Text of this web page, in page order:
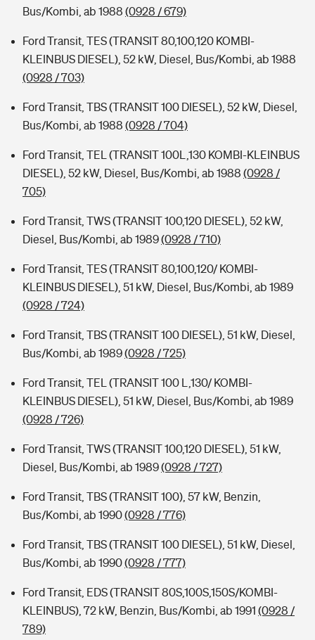
Bus/Kombi, ab 1988 (0928 / 679)
Ford Transit, TES (TRANSIT 80,100,120 KOMBI-
KLEINBUS DIESEL), 52 kW, Diesel, Bus/Kombi, ab 1988
(0928 / 703)
Ford Transit, TBS (TRANSIT 100 DIESEL), 52 kW, Diesel,
Bus/Kombi, ab 1988 (0928 / 704)
Ford Transit, TEL (TRANSIT 100L,130 KOMBI-KLEINBUS
DIESEL), 52 kW, Diesel, Bus/Kombi, ab 1988 (0928 /
705)
Ford Transit, TWS (TRANSIT 100,120 DIESEL), 52 kW,
Diesel, Bus/Kombi, ab 1989(0928 / 710)
Ford Transit, TES (TRANSIT 80,100,120/ KOMBI-
KLEINBUS DIESEL), 51 kW, Diesel, Bus/Kombi, ab 1989
(0928 / 724)
Ford Transit, TBS (TRANSIT 100 DIESEL), 51 kW, Diesel,
Bus/Kombi, ab 1989(0928 / 725)
Ford Transit, TEL (TRANSIT 100 L,130/ KOMBI-
KLEINBUS DIESEL), 51 kW, Diesel, Bus/Kombi, ab 1989
(0928 / 726)
Ford Transit, TWS (TRANSIT 100,120 DIESEL), 51 kW,
Diesel, Bus/Kombi, ab 1989(0928 / 727)
Ford Transit, TBS (TRANSIT 100), 57 kW, Benzin,
Bus/Kombi, ab 1990(0928 / 776)
Ford Transit, TBS (TRANSIT 100 DIESEL), 51 kW, Diesel,
Bus/Kombi, ab 1990(0928 / 777)
Ford Transit, EDS (TRANSIT 80S,100S,150S/KOMBI-
KLEINBUS), 72 kW, Benzin, Bus/Kombi, ab 1991 (0928 /
789)